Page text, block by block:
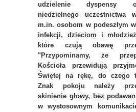
udzielenie dyspensy
niedzielnego uczestnictwa
m.in. osobom w podeszłym
infekcji, dzieciom i
które czują obawę
"Przypominamy, że
Kościoła przewidują
Świętej na rękę, do czego
Znak pokoju należy
skinienie głowy, bez
w wystosownym